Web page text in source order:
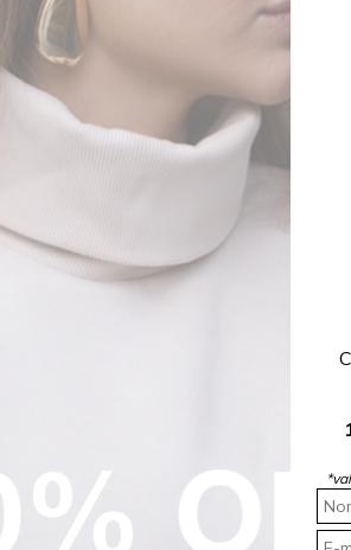
para homens que buscam uma peça
do tecido proporciona uma sensação
mais sofisticadas, como um blazer.
tanto para o trabalho quanto para
um look mais elegante. Perfeita para